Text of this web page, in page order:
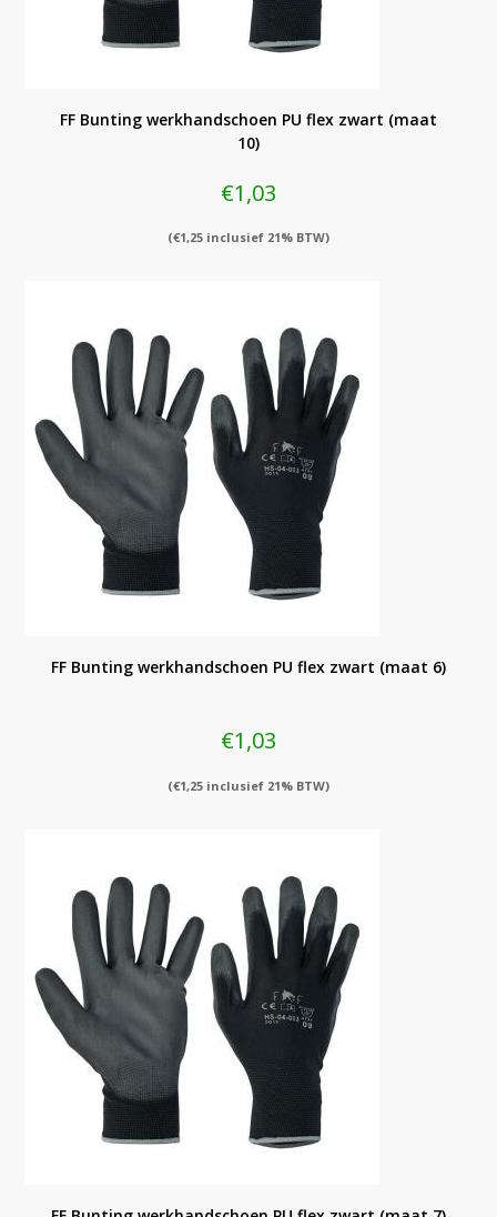
FF Bunting werkhandschoen PU flex zwart (maat
10)
€1,03
(€1,25 inclusief 21% BTW)
FF Bunting werkhandschoen PU flex zwart (maat 6)
€1,03
(€1,25 inclusief 21% BTW)